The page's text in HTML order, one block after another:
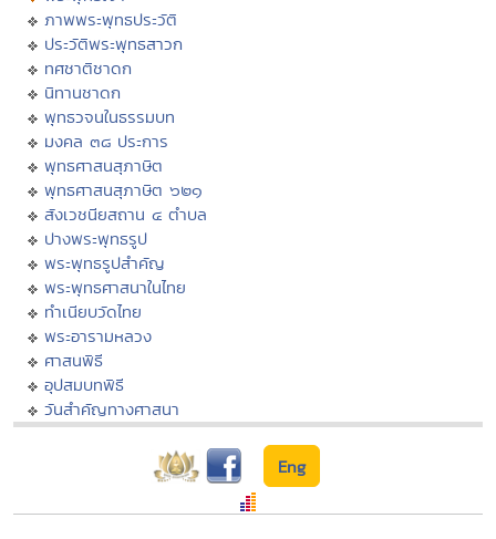
ภาพพระพุทธประวัติ
ประวัติพระพุทธสาวก
ทศชาติชาดก
นิทานชาดก
พุทธวจนในธรรมบท
มงคล ๓๘ ประการ
พุทธศาสนสุภาษิต
พุทธศาสนสุภาษิต ๖๒๑
สังเวชนียสถาน ๔ ตำบล
ปางพระพุทธรูป
พระพุทธรูปสำคัญ
พระพุทธศาสนาในไทย
ทำเนียบวัดไทย
พระอารามหลวง
ศาสนพิธี
อุปสมบทพิธี
วันสำคัญทางศาสนา
Eng